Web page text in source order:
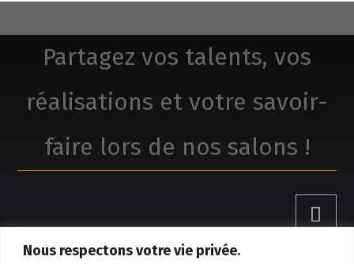
Nous respectons votre vie privée.
Partagez vos talents, vos
réalisations et votre savoir-
faire lors de nos salons !